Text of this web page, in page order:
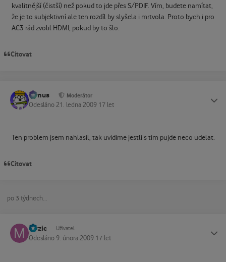
kvalitnější (čistší) než pokud to jde přes S/PDIF. Vím, budete namítat,
že je to subjektivní ale ten rozdíl by slyšela i mrtvola. Proto bych i pro
AC3 rád zvolil HDMI, pokud by to šlo.
Citovat
tomus Moderátor
Odesláno 21. ledna 2009 17 let
Ten problem jsem nahlasil, tak uvidime jestli s tim pujde neco udelat.
Citovat
po 3 týdnech...
mrzic Uživatel
Odesláno 9. února 2009 17 let